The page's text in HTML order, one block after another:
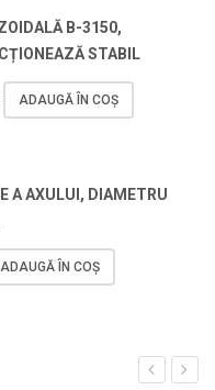
B-3150,
STABIL
ADAUGĂ ÎN COȘ
A AXULUI, DIAMETRU
ADAUGĂ ÎN COȘ